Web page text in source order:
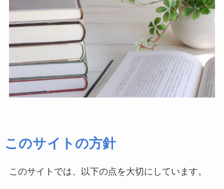
このサイトの方針
このサイトでは、以下の点を大切にしています。